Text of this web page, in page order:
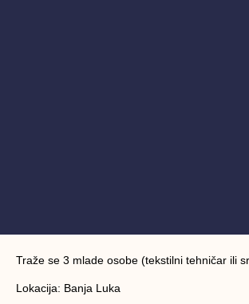
Traže se 3 mlade osobe (tekstilni tehničar ili
Lokacija: Banja Luka